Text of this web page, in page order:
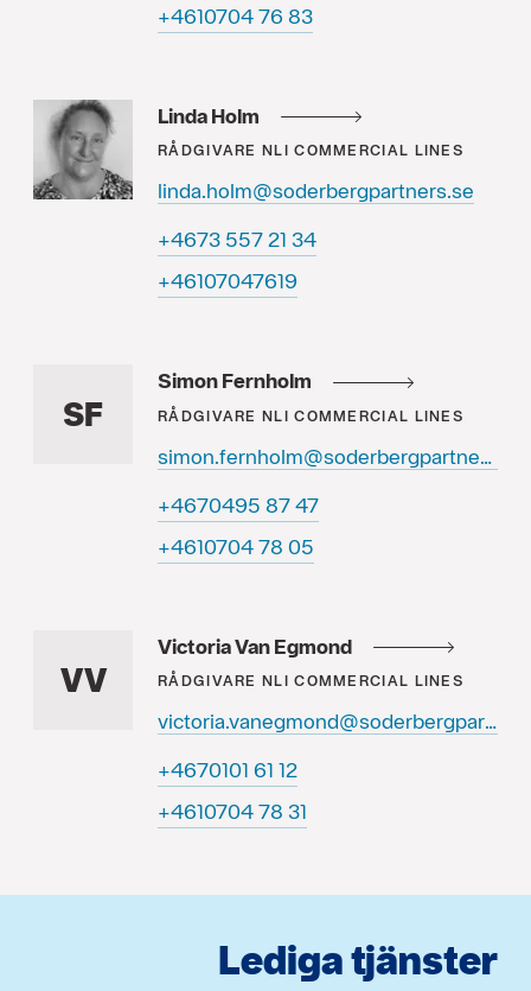
38 67 4070164+
Linda Holm
RÅDGIVARE NLI COMMERCIAL LINES
linda.holm@soderbergpartners.se
43 12 755 3764+
91674070164+
SF
Simon Fernholm
RÅDGIVARE NLI COMMERCIAL LINES
simon.fernholm@soderbergpartners.se
74 78 5940764+
50 87 4070164+
VV
Victoria Van Egmond
RÅDGIVARE NLI COMMERCIAL LINES
victoria.vanegmond@soderbergpartners.se
21 16 1010764+
13 87 4070164+
Lediga tjänster